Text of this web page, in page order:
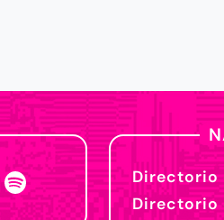
Directorio
Directorio